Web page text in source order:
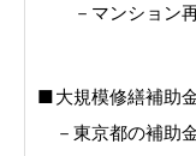
マンション
大規模修繕補助
東京都の補助